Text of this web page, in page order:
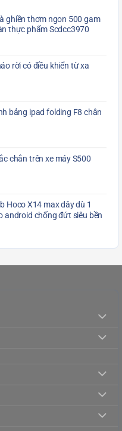
ghiền thơm ngon 500 gam
thực phẩm Scdcc3970
rời có điều khiển từ xa
bảng ipad folding F8 chân
chắn trên xe máy S500
Hoco X14 max dây dù 1
android chống đứt siêu bền